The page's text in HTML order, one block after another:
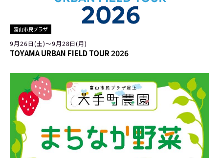
富山市民プラザ
9月26日(土)〜9月28日(月)
TOYAMA URBAN FIELD TOUR 2026